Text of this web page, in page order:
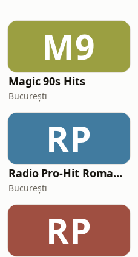
M9
Magic 90s Hits
București
RP
Radio Pro-Hit Romania
București
RP